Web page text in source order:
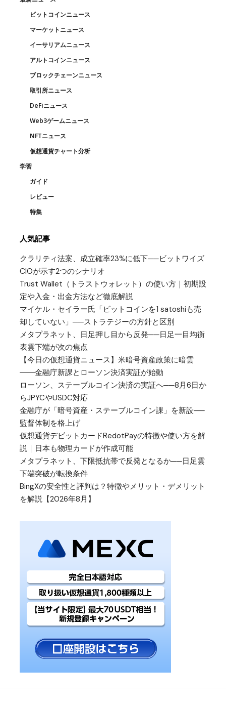
ビットコインニュース
マーケットニュース
イーサリアムニュース
アルトコインニュース
ブロックチェーンニュース
取引所ニュース
DeFiニュース
Web3ゲームニュース
NFTニュース
仮想通貨チャート分析
学習
ガイド
レビュー
特集
人気記事
クラリティ法案、成立確率23%に低下──ビットワイズ
CIOが示す2つのシナリオ
Trust Wallet（トラストウォレット）の使い方｜初期設
定や入金・出金方法など徹底解説
マイケル・セイラー氏「ビットコインを1 satoshiも売
却していない」──ストラテジーの方針と区別
メタプラネット、日足押し目から反発──日足一目均衡
表雲下端が次の焦点
【今日の仮想通貨ニュース】米暗号資産政策に暗雲
――金融庁新課とローソン決済実証が始動
ローソン、ステーブルコイン決済の実証へ──8月6日か
らJPYCやUSDC対応
金融庁が「暗号資産・ステーブルコイン課」を新設──
監督体制を格上げ
仮想通貨デビットカードRedotPayの特徴や使い方を解
説｜日本も物理カードが作成可能
メタプラネット、下限抵抗帯で反発となるか──日足雲
下端突破が転換条件
BingXの安全性と評判は？特徴やメリット・デメリット
を解説【2026年8月】